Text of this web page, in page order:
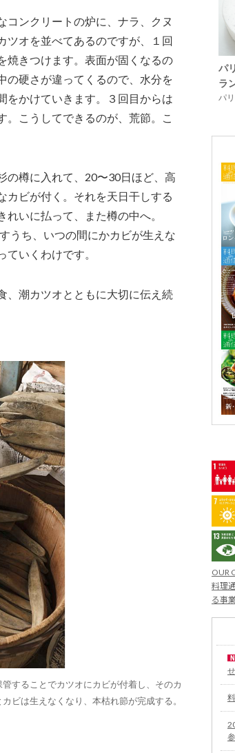
コンクリートの炉に、ナラ、クヌ
ツオを並べてあるのですが、１回
焼きつけます。表面が固くなるの
の硬さが違ってくるので、水分を
をかけていきます。３回目からは
。こうしてできるのが、荒節。こ
の樽に入れて、20〜30日ほど、高
カビが付く。それを天日干しする
いに払って、また樽の中へ。
うち、いつの間にかカビが生えな
いくわけです。
、潮カツオとともに大切に伝え続
することでカツオにカビが付着し、そのカ
ビは生えなくなり、本枯れ節が完成する。
パ
ラ
パ
OUR
料理
る事
せ